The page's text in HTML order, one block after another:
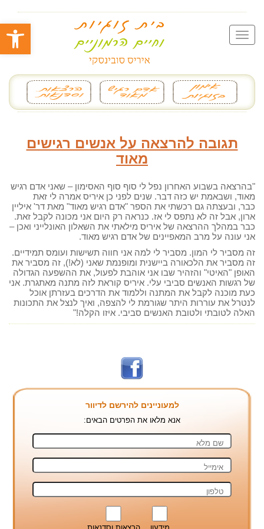
פתח
תגובה להרצאה על אנשים רגישים
מאוד
"בהרצאה בשבוע האחרון נפל לי סוף סוף האסימון – שאני אדם רגיש
מאוד, ושבאמת יש כזה דבר. שנים לפני כן איריס אמרה לי זאת
כבר, ובעצתה גם רכשתי את הספר "אדם רגיש מאוד" מאת דר' איליין
ארון, אבל זה לא נתפס לי אז. כנראה רק היום אני מכונה לקבל זאת.
כבר במהלך ההרצאה של איריס מילאתי את השאלון האונלייני ואכן –
אני עונה על מרב המאפיינים של אדם רגיש מאוד.
זה מסביר לי המון. מסביר לי למה אני חווה תשישות ועומס תמידיים.
זה מסביר את הלכאורה ביישנית ומופנמת שאני (לא!), זה מסביר את
האופן "האיטי" והזהיר שבו אני אוהבת לפעול, את ההשפעה הגדולה
של רגשות האנשים סביבי עלי. איריס קוראת לזה מתנה מאתגרת. אני
כעת מוכנה לקבל את המתנה וללמוד את הדרכים בעזרתן אוכל
לנטרל את עוררות היתר שגורמת לי להצפה, ואיך לנצל את התכונות
האלה לטובתי ולטובת האנשים סביבי. איזו הקלה!"
למעוניינים להירשם לדיוור
אנא מלאו את הפרטים הבאים: